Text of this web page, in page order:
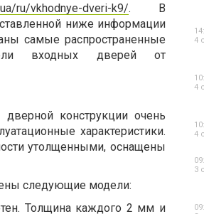
ru/vkhodnye-dveri-k9/. В
ниже информации
самые распространенные
входных дверей от
конструкции очень
характеристики.
утолщенными, оснащены
следующие модели:
Толщина каждого 2 мм и
4
4
4
3